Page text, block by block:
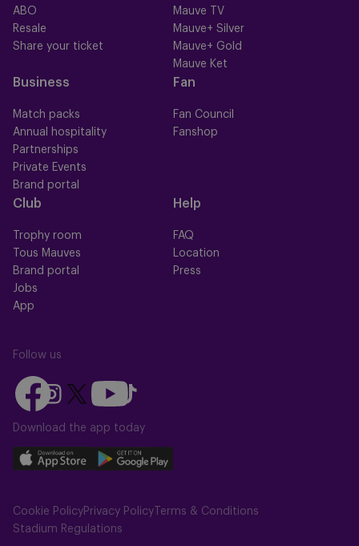
ABO
Resale
Share your ticket
Mauve TV
Mauve+ Silver
Mauve+ Gold
Mauve Ket
Business
Match packs
Annual hospitality
Partnerships
Private Events
Brand portal
Fan
Fan Council
Fanshop
Club
Trophy room
Tous Mauves
Brand portal
Jobs
App
Help
FAQ
Location
Press
Follow us
Follow
us
on
Follow
us
on
Instagram
Follow
on
X
(Twitter)
Follow
us
on
Follow
us
on
TikTok
Download the app today
Download
on
the
Download
on
the
Cookie PolicyPrivacy Policy Terms & Conditions
Stadium Regulations